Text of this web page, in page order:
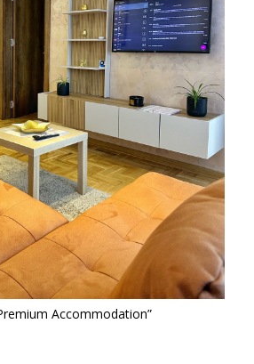
Accommodation”